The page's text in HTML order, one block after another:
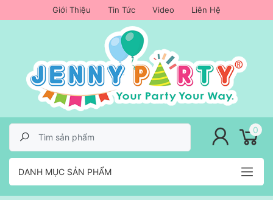
Giới Thiệu Tin Tức Video Liên Hệ
DANH MỤC SẢN PHẨM
0